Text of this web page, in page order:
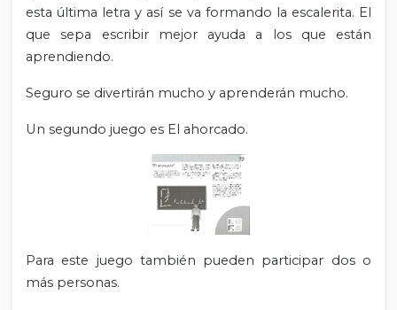
esta última letra y así se va formando la escalerita. El
que sepa escribir mejor ayuda a los que están
aprendiendo.
Seguro se divertirán mucho y aprenderán mucho.
Un segundo juego es El ahorcado.
Para este juego también pueden participar dos o
más personas.